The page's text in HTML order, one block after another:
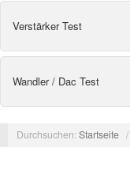
Verstärker Test
Wandler / Dac Test
Durchsuchen:Startseite /